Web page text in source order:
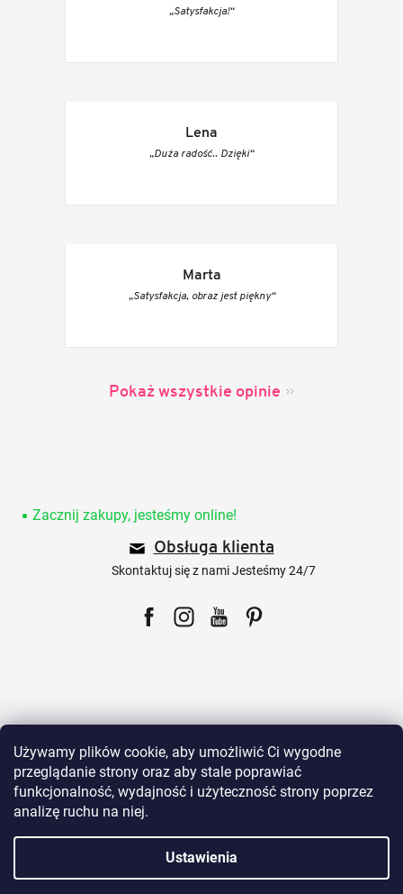
Używamy plików cookie, aby umożliwić Ci wygodne
przeglądanie strony oraz aby stale poprawiać
funkcjonalność, wydajność i użyteczność strony poprzez
analizę ruchu na niej.
Ustawienia
„Satysfakcja!“
Lena
„Duża radość.. Dzięki“
Marta
„Satysfakcja, obraz jest piękny“
Pokaż wszystkie opinie
Zacznij zakupy, jesteśmy online!
Obsługa klienta
Skontaktuj się z nami Jesteśmy 24/7
Dla klientów
Wszystko o zakupach
Nasze produkty